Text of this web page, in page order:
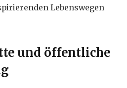
Lebenswegen
und öffentliche